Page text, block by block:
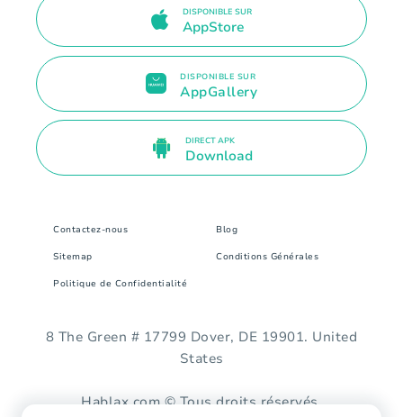
DISPONIBLE SUR
AppStore
DISPONIBLE SUR
AppGallery
DIRECT APK
Download
Contactez-nous Blog
Sitemap Conditions Générales
Politique de Confidentialité
8 The Green # 17799 Dover, DE 19901. United
States
Hablax.com © Tous droits réservés.